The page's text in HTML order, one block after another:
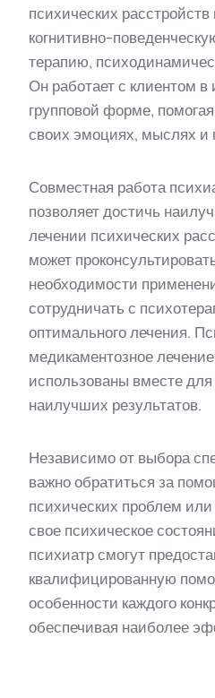
психических
когнитивно-
терапию,
Он работает с клиентом
групповой форме,
своих эмоциях, мыслях и
Совместная работа
позволяет достичь
лечении психических
может
необходимости
сотрудничать с
оптимального лечения.
медикаментозное
использованы вместе
наилучших результатов.
Независимо от выбора
важно обратиться за
психических проблем
свое психическое
психиатр смогут
квалифицированную
особенности каждого
обеспечивая наиболее